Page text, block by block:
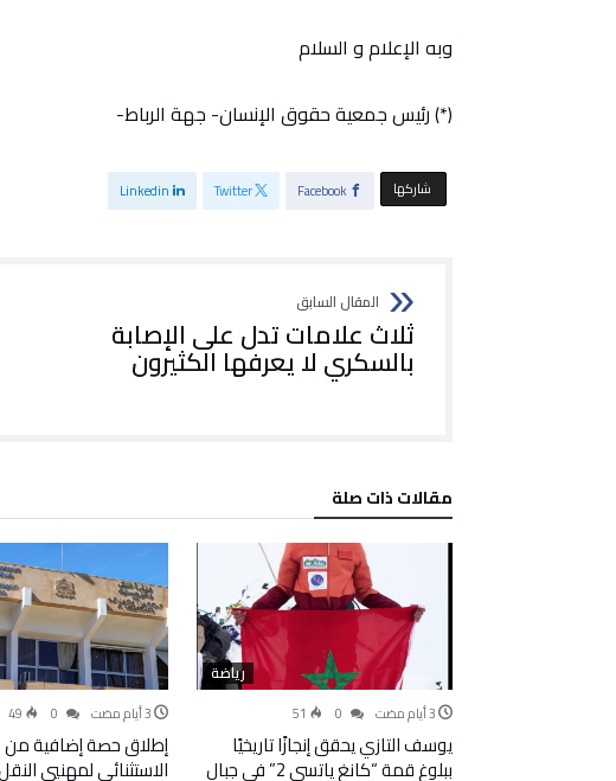
وبه الإعلام و السلام
(*) رئيس جمعية حقوق الإنسان- جهة الرباط-
‫‫ شاركها‬ Facebook
Twitter
Linkedin
ثلاث علامات تدل على الإصابة
بالسكري لا يعرفها الكثيرون
‫مقالات ذات صلة‬
رياضة
51
يوسف التازي يحقق إنجازًا تاريخيًا
ببلوغ قمة “كانغ ياتسي 2” في جبال
49
إطلاق حصة إضافية من
الاستثنائي لمهنيي